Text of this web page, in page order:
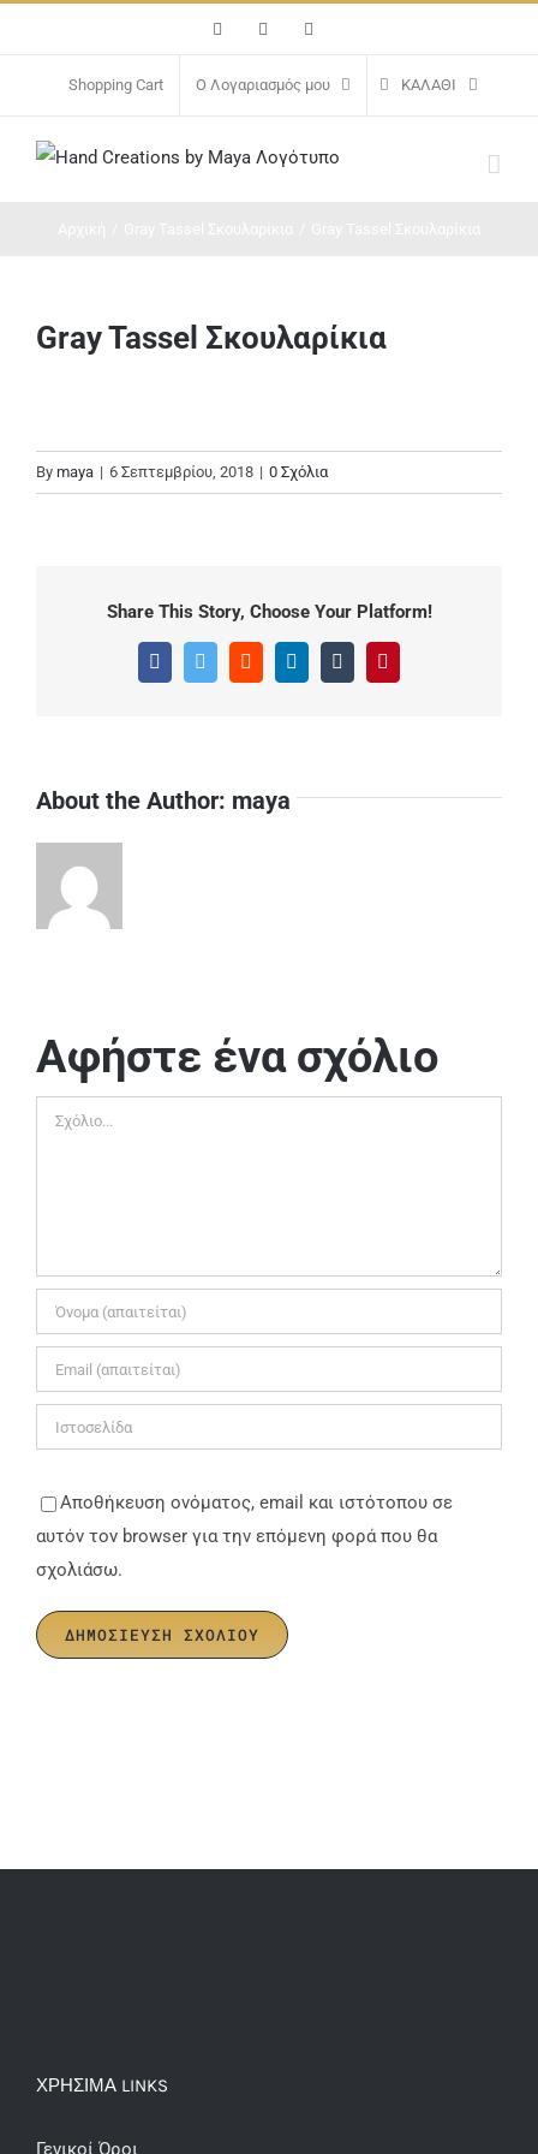
περιεχόμενο
FacebookInstagram
Shopping Cart Ο Λογαριασμός μου ΚΑΛΆΘΙ
Gray Tassel Σκουλαρίκια
By maya | 6 Σεπτεμβρίου, 2018 | 0 Σχόλια
Share This Story, Choose Your Platform!
FacebookTwitter Reddit LinkedInTumblr
About the Author: maya
Αφήστε ένα σχόλιο
Σχόλιο
Αποθήκευση ονόματος, email και ιστότοπου σε
αυτόν τον browser για την επόμενη φορά που θα
σχολιάσω.
ΧΡΗΣΙΜΑ LINKS
Γενικοί Όροι